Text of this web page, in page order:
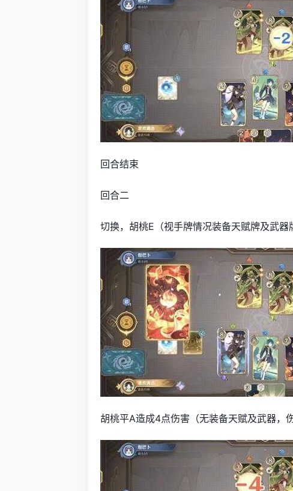
回合结束
回合二
切换，胡桃E（视手牌情况装备天赋牌及武器
胡桃平A造成4点伤害（无装备天赋及武器，伤